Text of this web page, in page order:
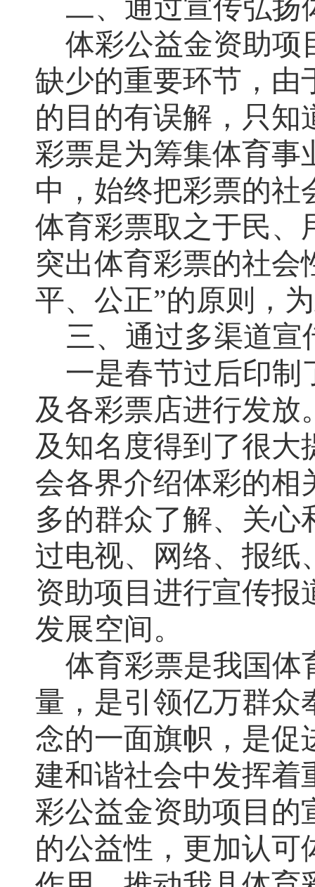
二、通过宣传弘扬
体彩公益金资助项
缺少的重要环节 ， 由
的目的有误解，只知
彩票是为筹集体育事
中，始终把彩票的社
体育彩票取之于民、
突出体育彩票的社会
平、公正”的原则
，
三、 通过多渠道宣
一是春节过后印制
及各彩票店进行发放
及知名度得到了很大
会各界介绍体彩的相
多的群众了解、关心
过电视、网络、报纸
资助项目进行宣传报
发展空间。
体育彩票是我国体
量 ， 是引领亿万群众
念的一面旗帜，是促
建和谐社会中发挥着
彩公益金资助项目的
的公益性 ， 更加认可